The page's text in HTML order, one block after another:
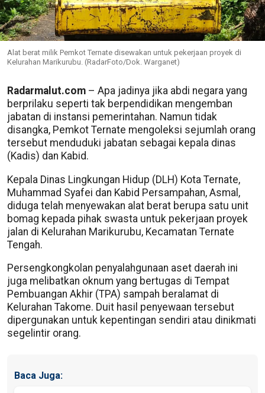
Alat berat milik Pemkot Ternate disewakan untuk pekerjaan proyek di
Kelurahan Marikurubu. (RadarFoto/Dok. Warganet)
Radarmalut.com – Apa jadinya jika abdi negara yang
berprilaku seperti tak berpendidikan mengemban
jabatan di instansi pemerintahan. Namun tidak
disangka, Pemkot Ternate mengoleksi sejumlah orang
tersebut menduduki jabatan sebagai kepala dinas
(Kadis) dan Kabid.
Kepala Dinas Lingkungan Hidup (DLH) Kota Ternate,
Muhammad Syafei dan Kabid Persampahan, Asmal,
diduga telah menyewakan alat berat berupa satu unit
bomag kepada pihak swasta untuk pekerjaan proyek
jalan di Kelurahan Marikurubu, Kecamatan Ternate
Tengah.
Persengkongkolan penyalahgunaan aset daerah ini
juga melibatkan oknum yang bertugas di Tempat
Pembuangan Akhir (TPA) sampah beralamat di
Kelurahan Takome. Duit hasil penyewaan tersebut
dipergunakan untuk kepentingan sendiri atau dinikmati
segelintir orang.
Baca Juga: